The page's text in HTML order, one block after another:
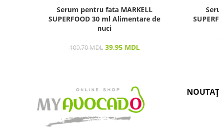
Serum pentru fata MARKELL
SUPERFOOD 30 ml Alimentare de
nuci
109.70MDL 39.95 MDL